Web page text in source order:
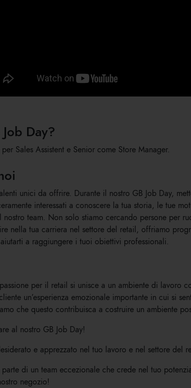
Day?
Sales Assistent e Senior come Store Manager.
unici da offrire. Durante il nostro GB Job Day,
interessati a conoscere la tua storia, le tue
team. Non solo stiamo cercando persone per
nella tua carriera nel settore del retail, offriamo
a raggiungere i tuoi obiettivi professionali.
per il retail si unisce a un ambiente di lavoro
un’esperienza emozionale importante in cui si
che questo contribuisca a costruire un ambiente
al nostro GB Job Day!
e apprezzato nel tuo lavoro e nel settore del
di un team eccezionale che crede nel tuo
negozio!